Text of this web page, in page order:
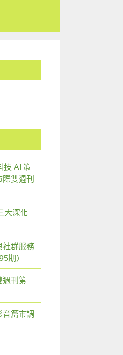
技 AI 策
雙週刊
大深化
社群服務
期）
週刊第
音篇市調